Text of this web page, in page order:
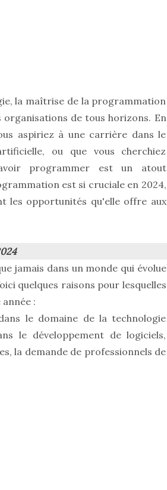
la maîtrise de la programmation
organisations de tous horizons. En
aspiriez à une carrière dans le
ou que vous cherchiez
programmer est un atout
est si cruciale en 2024,
les opportunités qu'elle offre aux
jamais dans un monde qui évolue
quelques raisons pour lesquelles
:
le domaine de la technologie
le développement de logiciels,
la demande de professionnels de